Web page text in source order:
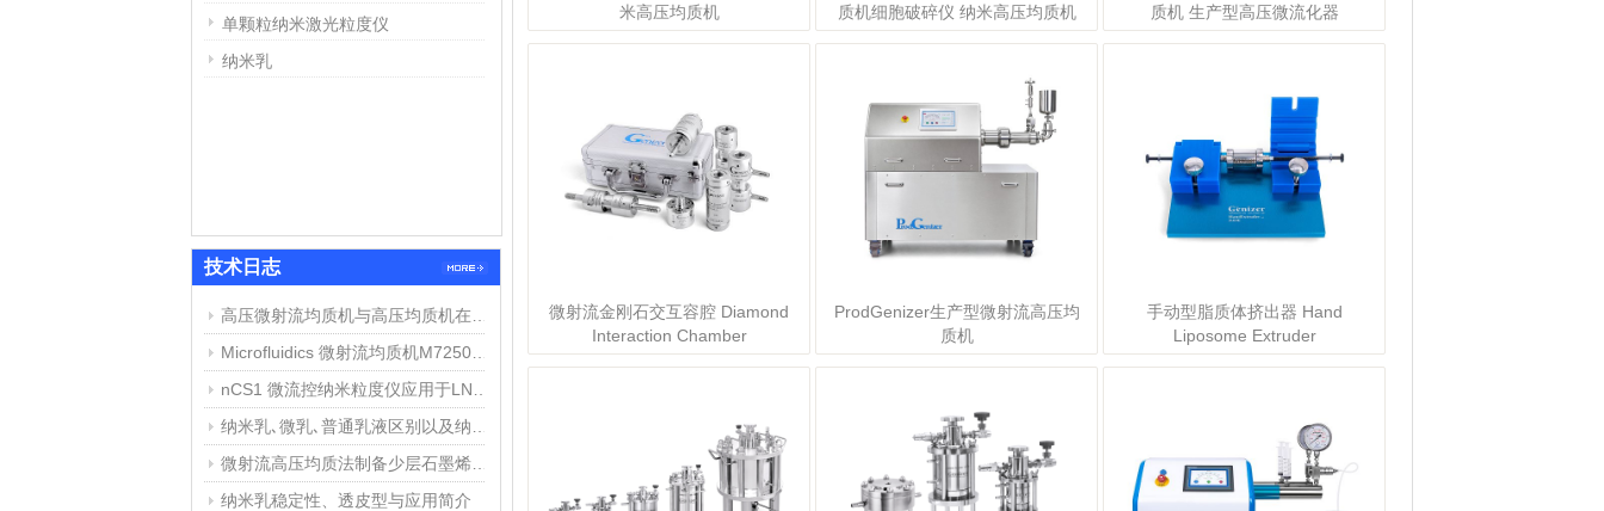
1 2 5
米高压均质机
质机细胞破碎仪 纳米高压均质机
质机 生产型高压微流化器
微射流金刚石交互容腔 Diamond
Interaction Chamber
ProdGenizer生产型微射流高压均
质机
手动型脂质体挤出器 Hand
Liposome Extruder
更多>>
单颗粒纳米激光粒度仪
纳米乳
技术日志
纳米乳稳定性、透皮型与应用简介